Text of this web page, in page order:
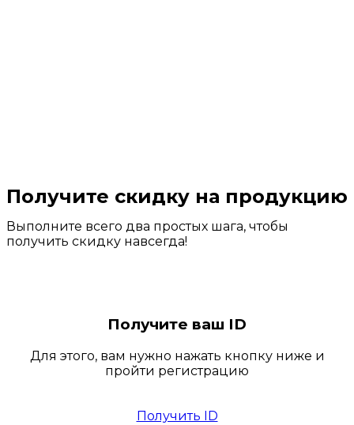
Получите скидку на продукцию
Выполните всего два простых шага, чтобы
получить скидку навсегда!
Получите ваш ID
Для этого, вам нужно нажать кнопку ниже и
пройти регистрацию
Получить ID